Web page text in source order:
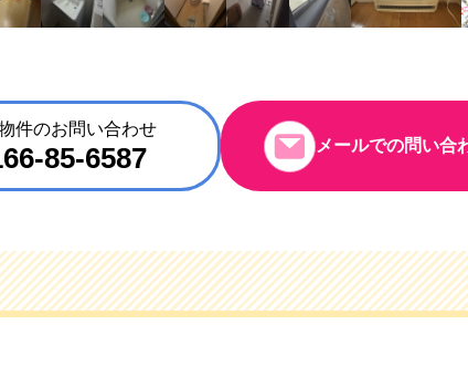
件のお問い合わせ
85-6587 メールでの問い合